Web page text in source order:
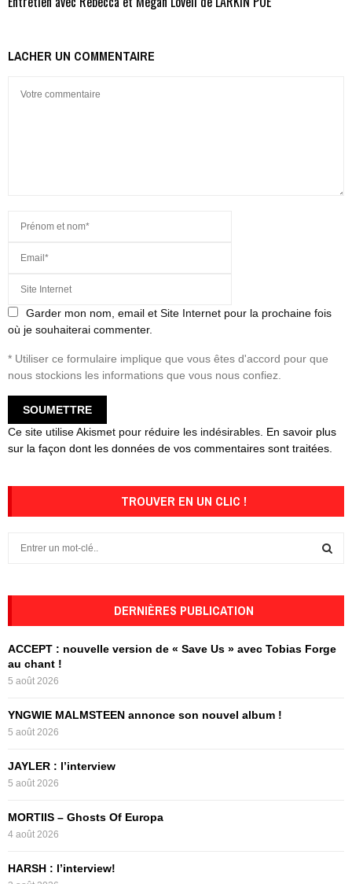
LACHER UN COMMENTAIRE
Garder mon nom, email et Site Internet pour la prochaine fois
où je souhaiterai commenter.
* Utiliser ce formulaire implique que vous êtes d'accord pour que
nous stockions les informations que vous nous confiez.
Ce site utilise Akismet pour réduire les indésirables. En savoir plus
sur la façon dont les données de vos commentaires sont traitées
TROUVER EN UN CLIC !
o
r
:
DERNIÈRES PUBLICATION
ACCEPT : nouvelle version de « Save Us » avec Tobias Forge
au chant !
5 août 2026
YNGWIE MALMSTEEN annonce son nouvel album !
5 août 2026
JAYLER : l’interview
5 août 2026
MORTIIS – Ghosts Of Europa
4 août 2026
HARSH : l’interview!